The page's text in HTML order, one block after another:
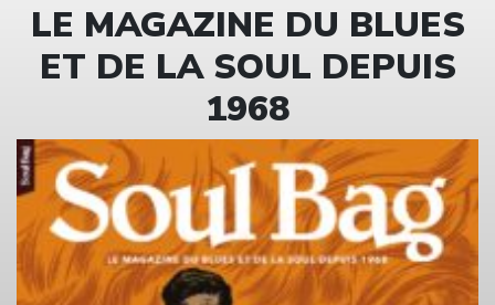
LE MAGAZINE DU BLUES
ET DE LA SOUL DEPUIS
1968